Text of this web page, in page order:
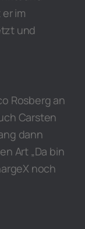
im
und
Rosberg an
Carsten
dann
Art „Da bin
noch